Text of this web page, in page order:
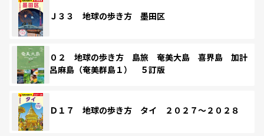
Ｊ３３ 地球の歩き方 墨田区
０２ 地球の歩き方 島旅 奄美大島 喜界島 加計
呂麻島（奄美群島１） ５訂版
Ｄ１７ 地球の歩き方 タイ ２０２７～２０２８